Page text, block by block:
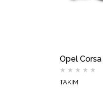
★ ★ ★ ★ ★
TAKIM